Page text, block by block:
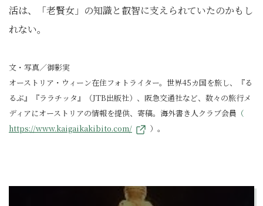
活は、「老賢女」の知識と叡智に支えられていたのかもし
れない。
文・写真／御影実
オーストリア・ウィーン在住フォトライター。世界45カ国を旅し、『る
るぶ』『ララチッタ』（JTB出版社）、阪急交通社など、数々の旅行メ
ディアにオーストリアの情報を提供、寄稿。海外書き人クラブ会員 （
https://www.kaigaikakibito.com/
）。